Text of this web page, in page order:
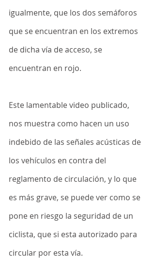
igualmente, que los dos semáforos
que se encuentran en los extremos
de dicha vía de acceso, se
encuentran en rojo.
Este lamentable video publicado,
nos muestra como hacen un uso
indebido de las señales acústicas de
los vehículos en contra del
reglamento de circulación, y lo que
es más grave, se puede ver como se
pone en riesgo la seguridad de un
ciclista, que si esta autorizado para
circular por esta vía.